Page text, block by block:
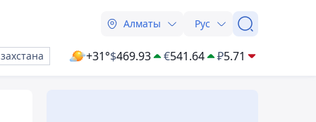
Алматы Рус
+31°$469.93 €541.64 ₽5.71